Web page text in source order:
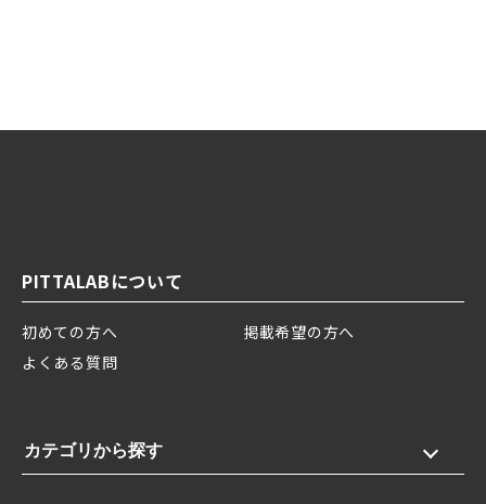
PITTALABについて
初めての方へ
掲載希望の方へ
よくある質問
カテゴリから探す